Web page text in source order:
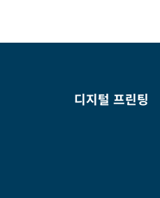
디지털 프린팅